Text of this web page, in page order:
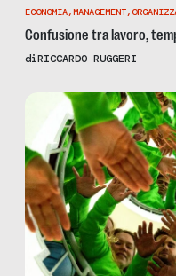
ECONOMIA,MANAGEMENT,
Confusione tra lavoro,
diRICCARDO RUGGERI